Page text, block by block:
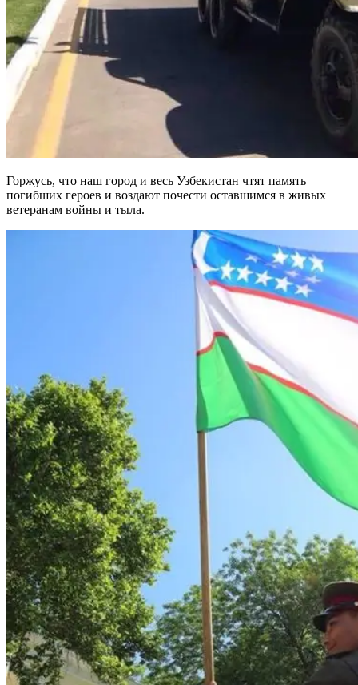
Горжусь, что наш город и весь Узбекистан чтят память
погибших героев и воздают почести оставшимся в живых
ветеранам войны и тыла.